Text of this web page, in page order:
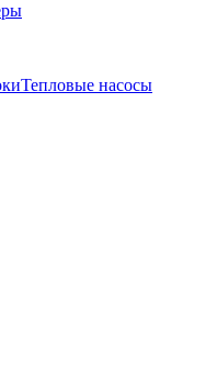
Тепловые насосы